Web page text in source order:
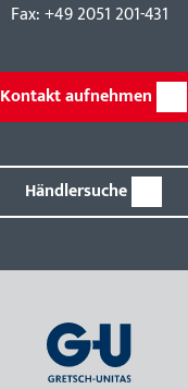
Fax: +49 2051 201-431
Kontakt aufnehmen
Händlersuche